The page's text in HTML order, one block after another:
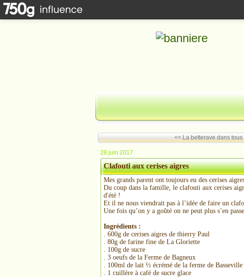
<< La betterave dans tous
28 juin 2017
Clafouti aux cerises aigres
Mes grands parent ont toujours eu des cerises
Du coup dans la famille, le clafouti aux cerises
d'été !
Et il ne nous viendrait pas à l’idée de faire un
Une fois qu’on y a goûté on ne peut plus s’en
Ingrédients :
. 600g de cerises aigres de thierry Paul
. 80g de farine fine de La Gloriette
. 100g de sucre
. 3 oeufs de la Ferme de Bagneux
. 100ml de lait ½ écrémé de la ferme de Basseville
. 1 cuillère à café de sucre glace